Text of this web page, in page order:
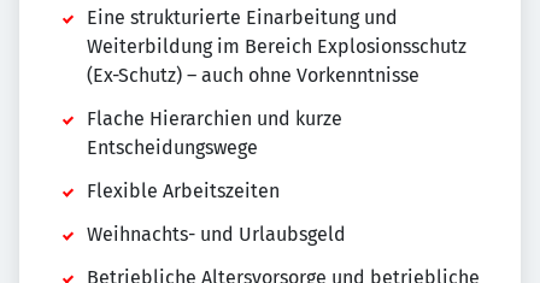
Eine strukturierte Einarbeitung und
Weiterbildung im Bereich Explosionsschutz
(Ex-Schutz) – auch ohne Vorkenntnisse
Flache Hierarchien und kurze
Entscheidungswege
Flexible Arbeitszeiten
Weihnachts- und Urlaubsgeld
Betriebliche Altersvorsorge und betriebliche